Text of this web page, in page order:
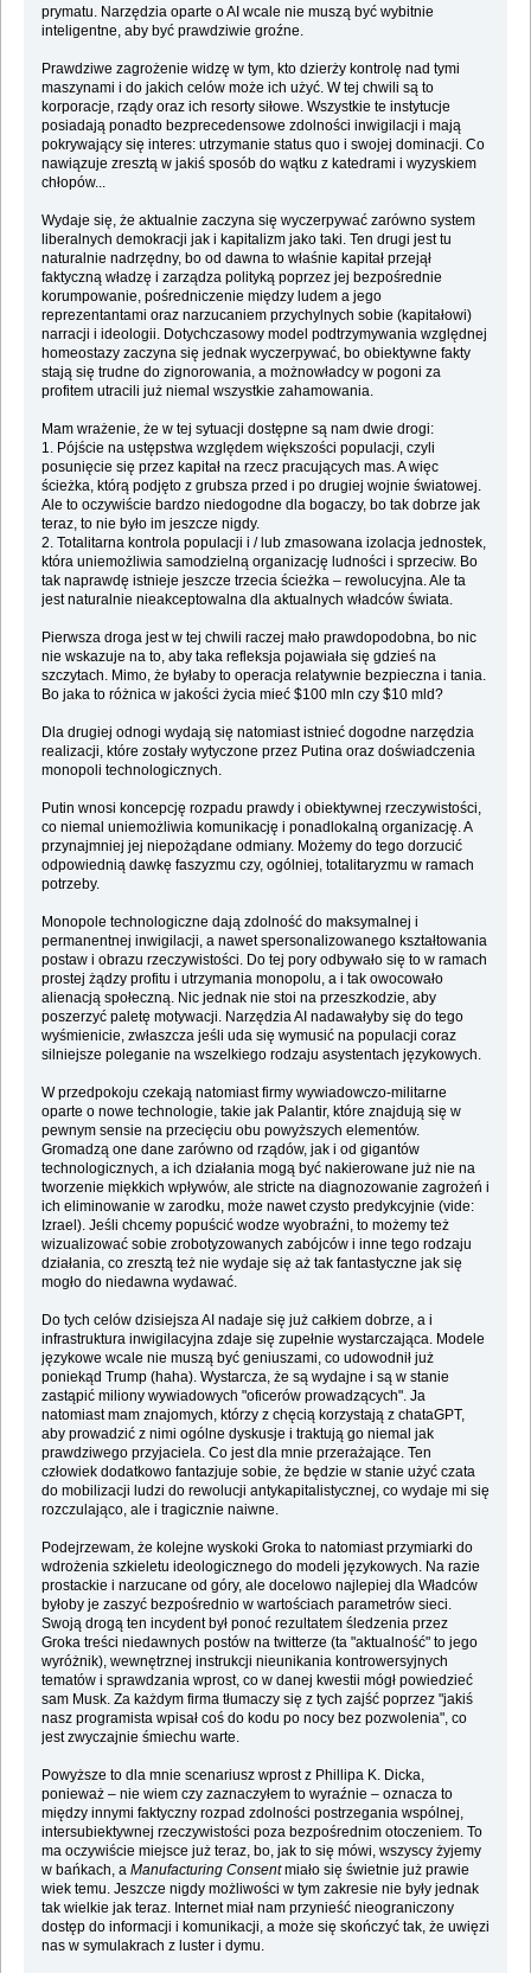
prymatu. Narzędzia oparte o AI wcale nie muszą być wybitnie
inteligentne, aby być prawdziwie groźne.
Prawdziwe zagrożenie widzę w tym, kto dzierży kontrolę nad tymi
maszynami i do jakich celów może ich użyć. W tej chwili są to
korporacje, rządy oraz ich resorty siłowe. Wszystkie te instytucje
posiadają ponadto bezprecedensowe zdolności inwigilacji i mają
pokrywający się interes: utrzymanie status quo i swojej dominacji. Co
nawiązuje zresztą w jakiś sposób do wątku z katedrami i wyzyskiem
chłopów...
Wydaje się, że aktualnie zaczyna się wyczerpywać zarówno system
liberalnych demokracji jak i kapitalizm jako taki. Ten drugi jest tu
naturalnie nadrzędny, bo od dawna to właśnie kapitał przejął
faktyczną władzę i zarządza polityką poprzez jej bezpośrednie
korumpowanie, pośredniczenie między ludem a jego
reprezentantami oraz narzucaniem przychylnych sobie (kapitałowi)
narracji i ideologii. Dotychczasowy model podtrzymywania względnej
homeostazy zaczyna się jednak wyczerpywać, bo obiektywne fakty
stają się trudne do zignorowania, a możnowładcy w pogoni za
profitem utracili już niemal wszystkie zahamowania.
Mam wrażenie, że w tej sytuacji dostępne są nam dwie drogi:
1. Pójście na ustępstwa względem większości populacji, czyli
posunięcie się przez kapitał na rzecz pracujących mas. A więc
ścieżka, którą podjęto z grubsza przed i po drugiej wojnie światowej.
Ale to oczywiście bardzo niedogodne dla bogaczy, bo tak dobrze jak
teraz, to nie było im jeszcze nigdy.
2. Totalitarna kontrola populacji i / lub zmasowana izolacja jednostek,
która uniemożliwia samodzielną organizację ludności i sprzeciw. Bo
tak naprawdę istnieje jeszcze trzecia ścieżka – rewolucyjna. Ale ta
jest naturalnie nieakceptowalna dla aktualnych władców świata.
Pierwsza droga jest w tej chwili raczej mało prawdopodobna, bo nic
nie wskazuje na to, aby taka refleksja pojawiała się gdzieś na
szczytach. Mimo, że byłaby to operacja relatywnie bezpieczna i tania.
Bo jaka to różnica w jakości życia mieć $100 mln czy $10 mld?
Dla drugiej odnogi wydają się natomiast istnieć dogodne narzędzia
realizacji, które zostały wytyczone przez Putina oraz doświadczenia
monopoli technologicznych.
Putin wnosi koncepcję rozpadu prawdy i obiektywnej rzeczywistości,
co niemal uniemożliwia komunikację i ponadlokalną organizację. A
przynajmniej jej niepożądane odmiany. Możemy do tego dorzucić
odpowiednią dawkę faszyzmu czy, ogólniej, totalitaryzmu w ramach
potrzeby.
Monopole technologiczne dają zdolność do maksymalnej i
permanentnej inwigilacji, a nawet spersonalizowanego kształtowania
postaw i obrazu rzeczywistości. Do tej pory odbywało się to w ramach
prostej żądzy profitu i utrzymania monopolu, a i tak owocowało
alienacją społeczną. Nic jednak nie stoi na przeszkodzie, aby
poszerzyć paletę motywacji. Narzędzia AI nadawałyby się do tego
wyśmienicie, zwłaszcza jeśli uda się wymusić na populacji coraz
silniejsze poleganie na wszelkiego rodzaju asystentach językowych.
W przedpokoju czekają natomiast firmy wywiadowczo-militarne
oparte o nowe technologie, takie jak Palantir, które znajdują się w
pewnym sensie na przecięciu obu powyższych elementów.
Gromadzą one dane zarówno od rządów, jak i od gigantów
technologicznych, a ich działania mogą być nakierowane już nie na
tworzenie miękkich wpływów, ale stricte na diagnozowanie zagrożeń i
ich eliminowanie w zarodku, może nawet czysto predykcyjnie (vide:
Izrael). Jeśli chcemy popuścić wodze wyobraźni, to możemy też
wizualizować sobie zrobotyzowanych zabójców i inne tego rodzaju
działania, co zresztą też nie wydaje się aż tak fantastyczne jak się
mogło do niedawna wydawać.
Do tych celów dzisiejsza AI nadaje się już całkiem dobrze, a i
infrastruktura inwigilacyjna zdaje się zupełnie wystarczająca. Modele
językowe wcale nie muszą być geniuszami, co udowodnił już
poniekąd Trump (haha). Wystarcza, że są wydajne i są w stanie
zastąpić miliony wywiadowych "oficerów prowadzących". Ja
natomiast mam znajomych, którzy z chęcią korzystają z chataGPT,
aby prowadzić z nimi ogólne dyskusje i traktują go niemal jak
prawdziwego przyjaciela. Co jest dla mnie przerażające. Ten
człowiek dodatkowo fantazjuje sobie, że będzie w stanie użyć czata
do mobilizacji ludzi do rewolucji antykapitalistycznej, co wydaje mi się
rozczulająco, ale i tragicznie naiwne.
Podejrzewam, że kolejne wyskoki Groka to natomiast przymiarki do
wdrożenia szkieletu ideologicznego do modeli językowych. Na razie
prostackie i narzucane od góry, ale docelowo najlepiej dla Władców
byłoby je zaszyć bezpośrednio w wartościach parametrów sieci.
Swoją drogą ten incydent był ponoć rezultatem śledzenia przez
Groka treści niedawnych postów na twitterze (ta "aktualność" to jego
wyróżnik), wewnętrznej instrukcji nieunikania kontrowersyjnych
tematów i sprawdzania wprost, co w danej kwestii mógł powiedzieć
sam Musk. Za każdym firma tłumaczy się z tych zajść poprzez "jakiś
nasz programista wpisał coś do kodu po nocy bez pozwolenia", co
jest zwyczajnie śmiechu warte.
Powyższe to dla mnie scenariusz wprost z Phillipa K. Dicka,
ponieważ – nie wiem czy zaznaczyłem to wyraźnie – oznacza to
między innymi faktyczny rozpad zdolności postrzegania wspólnej,
intersubiektywnej rzeczywistości poza bezpośrednim otoczeniem. To
ma oczywiście miejsce już teraz, bo, jak to się mówi, wszyscy żyjemy
w bańkach, a Manufacturing Consentmiało się świetnie już prawie
wiek temu. Jeszcze nigdy możliwości w tym zakresie nie były jednak
tak wielkie jak teraz. Internet miał nam przynieść nieograniczony
dostęp do informacji i komunikacji, a może się skończyć tak, że uwięzi
nas w symulakrach z luster i dymu.